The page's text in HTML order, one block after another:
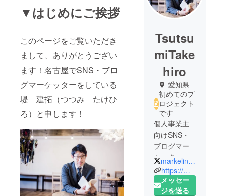
▼はじめにご挨拶
このページをご覧いただき
まして、ありがとうござい
ます！名古屋でSNS・ブロ
グマーケッターをしている
堤 建拓（つつみ たけひ
ろ）と申します！
Tsutsu
miTake
hiro
愛知県
初めてのプ
ロジェクト
です
個人事業主
向けSNS・
ブログマー
ケッター
1991年生ま
れ、愛知県
markelink_take
https://markelink.biz/
メッセー
ジを送る